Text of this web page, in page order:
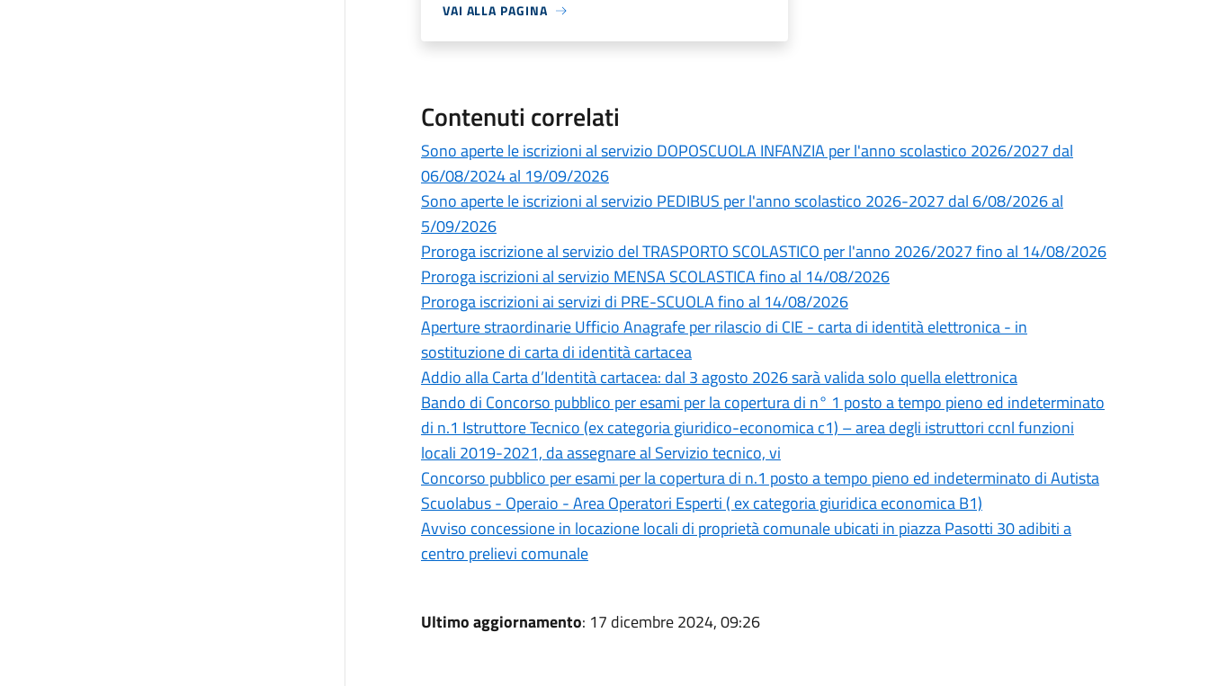
VAI ALLA PAGINA
Contenuti correlati
Sono aperte le iscrizioni al servizio DOPOSCUOLA INFANZIA per l'anno scolastico 2026/2027 dal
06/08/2024 al 19/09/2026
Sono aperte le iscrizioni al servizio PEDIBUS per l'anno scolastico 2026-2027 dal 6/08/2026 al
5/09/2026
Proroga iscrizione al servizio del TRASPORTO SCOLASTICO per l'anno 2026/2027 fino al 14/08/2026
Proroga iscrizioni al servizio MENSA SCOLASTICA fino al 14/08/2026
Proroga iscrizioni ai servizi di PRE-SCUOLA fino al 14/08/2026
Aperture straordinarie Ufficio Anagrafe per rilascio di CIE - carta di identità elettronica - in
sostituzione di carta di identità cartacea
Addio alla Carta d’Identità cartacea: dal 3 agosto 2026 sarà valida solo quella elettronica
Bando di Concorso pubblico per esami per la copertura di n° 1 posto a tempo pieno ed indeterminato
di n.1 Istruttore Tecnico (ex categoria giuridico-economica c1) – area degli istruttori ccnl funzioni
locali 2019-2021, da assegnare al Servizio tecnico, vi
Concorso pubblico per esami per la copertura di n.1 posto a tempo pieno ed indeterminato di Autista
Scuolabus - Operaio - Area Operatori Esperti ( ex categoria giuridica economica B1)
Avviso concessione in locazione locali di proprietà comunale ubicati in piazza Pasotti 30 adibiti a
centro prelievi comunale
Ultimo aggiornamento: 17 dicembre 2024, 09:26